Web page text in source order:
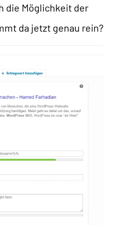
die Möglichkeit der
da jetzt genau rein?